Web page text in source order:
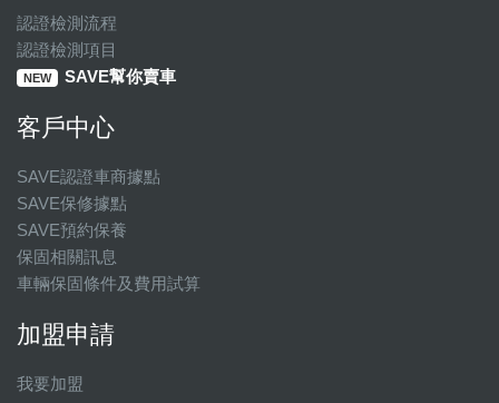
認證檢測流程
認證檢測項目
NEW SAVE幫你賣車
客戶中心
SAVE認證車商據點
SAVE保修據點
SAVE預約保養
保固相關訊息
車輛保固條件及費用試算
加盟申請
我要加盟